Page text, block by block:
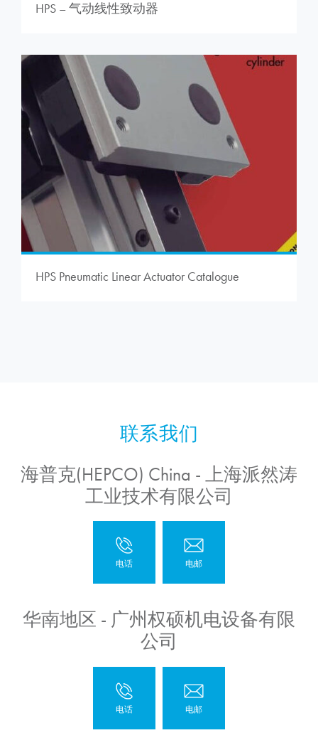
HPS – 气动线性致动器
HPS Pneumatic Linear Actuator Catalogue
海普克(HEPCO) China - 上海派然涛
工业技术有限公司
华南地区 - 广州权硕机电设备有限
公司